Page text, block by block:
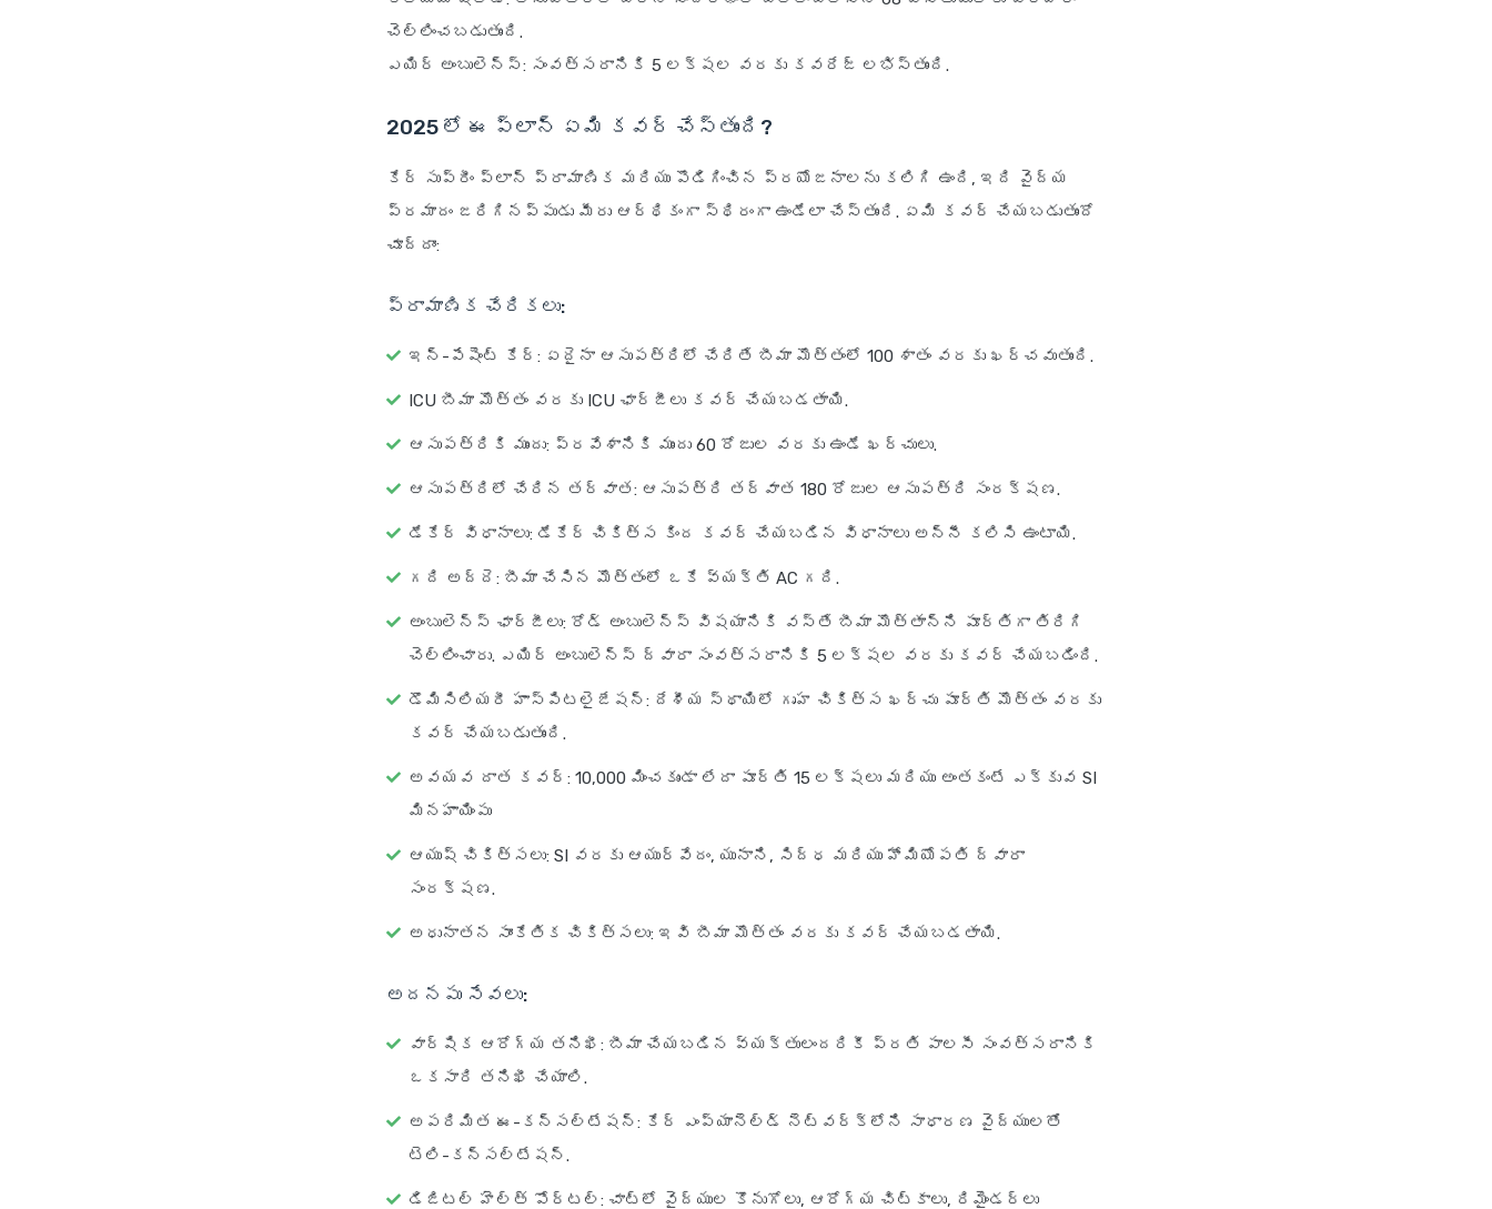
చెల్లించబడుతుంది.
ఎయిర్ అంబులెన్స్: సంవత్సరానికి 5 లక్షల వరకు కవరేజ్ లభిస్తుంది.
2025 లో ఈ ప్లాన్ ఏమి కవర్ చేస్తుంది?
కేర్ సుప్రీం ప్లాన్ ప్రామాణిక మరియు పొడిగించిన ప్రయోజనాలను కలిగి ఉంది, ఇది వైద్య
ప్రమాదం జరిగినప్పుడు మీరు ఆర్థికంగా స్థిరంగా ఉండేలా చేస్తుంది. ఏమి కవర్ చేయబడుతుందో
చూద్దాం:
ప్రామాణిక చేరికలు:
ఇన్-పేషెంట్ కేర్: ఏదైనా ఆసుపత్రిలో చేరితే బీమా మొత్తంలో 100 శాతం వరకు ఖర్చవుతుంది.
ICU బీమా మొత్తం వరకు ICU ఛార్జీలు కవర్ చేయబడతాయి.
ఆసుపత్రికి ముందు: ప్రవేశానికి ముందు 60 రోజుల వరకు ఉండే ఖర్చులు.
ఆసుపత్రిలో చేరిన తర్వాత: ఆసుపత్రి తర్వాత 180 రోజుల ఆసుపత్రి సంరక్షణ.
డేకేర్ విధానాలు: డేకేర్ చికిత్స కింద కవర్ చేయబడిన విధానాలు అన్నీ కలిసి ఉంటాయి.
గది అద్దె: బీమా చేసిన మొత్తంలో ఒకే వ్యక్తి AC గది.
అంబులెన్స్ ఛార్జీలు: రోడ్ అంబులెన్స్ విషయానికి వస్తే బీమా మొత్తాన్ని పూర్తిగా తిరిగి
చెల్లించారు. ఎయిర్ అంబులెన్స్ ద్వారా సంవత్సరానికి 5 లక్షల వరకు కవర్ చేయబడింది.
డొమిసిలియరీ హాస్పిటలైజేషన్: దేశీయ స్థాయిలో గృహ చికిత్స ఖర్చు పూర్తి మొత్తం వరకు
కవర్ చేయబడుతుంది.
అవయవ దాత కవర్: 10,000 మించకుండా లేదా పూర్తి 15 లక్షలు మరియు అంతకంటే ఎక్కువ SI
మినహాయింపు
ఆయుష్ చికిత్సలు: SI వరకు ఆయుర్వేదం, యునాని, సిద్ధ మరియు హోమియోపతి ద్వారా
సంరక్షణ.
అధునాతన సాంకేతిక చికిత్సలు: ఇవి బీమా మొత్తం వరకు కవర్ చేయబడతాయి.
అదనపు సేవలు:
వార్షిక ఆరోగ్య తనిఖీ: బీమా చేయబడిన వ్యక్తులందరికీ ప్రతి పాలసీ సంవత్సరానికి
ఒకసారి తనిఖీ చేయాలి.
అపరిమిత ఈ-కన్సల్టేషన్: కేర్ ఎంప్యానెల్డ్ నెట్‌వర్క్‌లోని సాధారణ వైద్యులతో
టెలి-కన్సల్టేషన్.
డిజిటల్ హెల్త్ పోర్టల్: చాట్‌లో వైద్యుల కొనుగోలు, ఆరోగ్య చిట్కాలు, రిమైండర్‌లు